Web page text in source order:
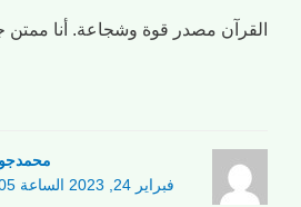
القرآن مصدر قوة وشجاعة. أنا ممتن
فبراير 24, 2023 الساعة 9:05 ص